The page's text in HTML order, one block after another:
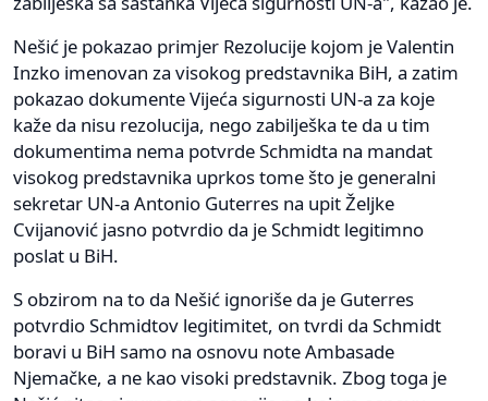
Nešić je pokazao primjer Rezolucije kojom je Valentin
Inzko imenovan za visokog predstavnika BiH, a zatim
pokazao dokumente Vijeća sigurnosti UN-a za koje
kaže da nisu rezolucija, nego zabilješka te da u tim
dokumentima nema potvrde Schmidta na mandat
visokog predstavnika uprkos tome što je generalni
sekretar UN-a Antonio Guterres na upit Željke
Cvijanović jasno potvrdio da je Schmidt legitimno
poslat u BiH.
S obzirom na to da Nešić ignoriše da je Guterres
potvrdio Schmidtov legitimitet, on tvrdi da Schmidt
boravi u BiH samo na osnovu note Ambasade
Njemačke, a ne kao visoki predstavnik. Zbog toga je